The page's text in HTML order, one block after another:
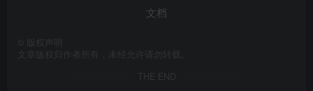
文档
版权声明
文章版权归作者所有，未经允许请勿转载。
THE END